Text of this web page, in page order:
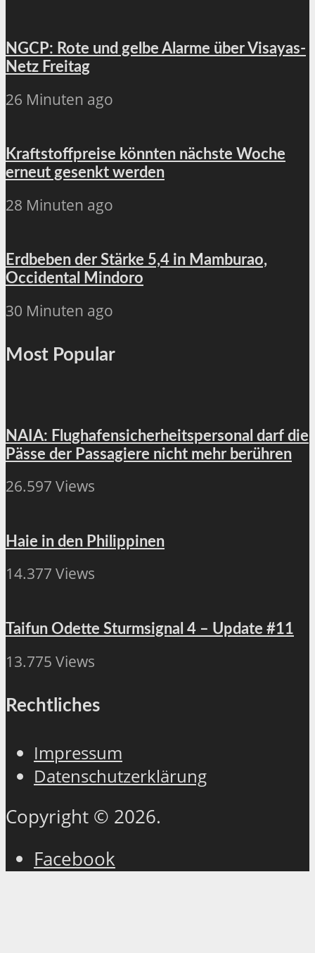
NGCP: Rote und gelbe Alarme über Visayas-
Netz Freitag
26 Minuten ago
Kraftstoffpreise könnten nächste Woche
erneut gesenkt werden
28 Minuten ago
Erdbeben der Stärke 5,4 in Mamburao,
Occidental Mindoro
30 Minuten ago
Most Popular
NAIA: Flughafensicherheitspersonal darf die
Pässe der Passagiere nicht mehr berühren
26.597 Views
Haie in den Philippinen
14.377 Views
Taifun Odette Sturmsignal 4 – Update #11
13.775 Views
Rechtliches
Impressum
Datenschutzerklärung
Copyright © 2026.
Facebook